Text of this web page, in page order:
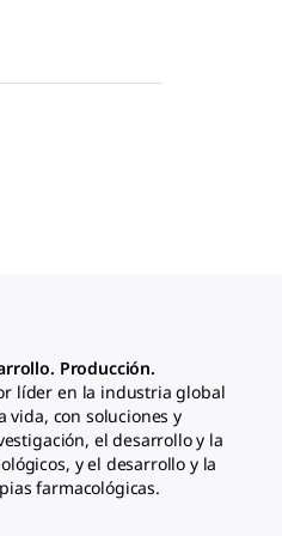
Producción.
líder en la industria global
vida, con soluciones y
el desarrollo y la
y el desarrollo y la
farmacológicas.